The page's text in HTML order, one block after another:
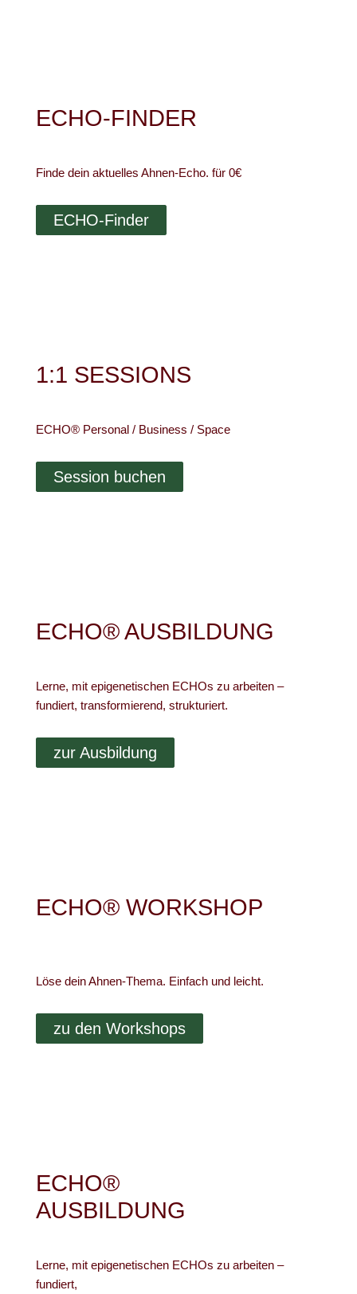
ECHO-FINDER
Finde dein aktuelles Ahnen-Echo. für 0€
ECHO-Finder
1:1 SESSIONS
ECHO® Personal / Business / Space
Session buchen
ECHO® AUSBILDUNG
Lerne, mit epigenetischen ECHOs zu arbeiten –
fundiert, transformierend, strukturiert.
zur Ausbildung
ECHO® WORKSHOP
Löse dein Ahnen-Thema. Einfach und leicht.
zu den Workshops
ECHO®
AUSBILDUNG
Lerne, mit epigenetischen ECHOs zu arbeiten –
fundiert,